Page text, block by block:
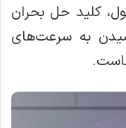
کلید حل بحران
به سرعت‌های